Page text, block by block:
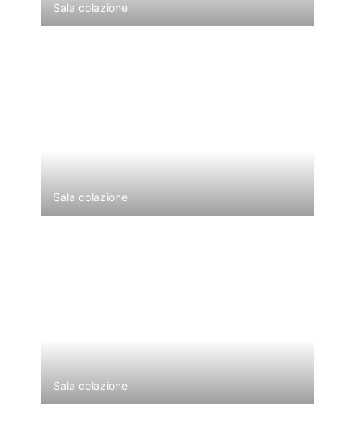
Sala colazione
Sala colazione
Sala colazione